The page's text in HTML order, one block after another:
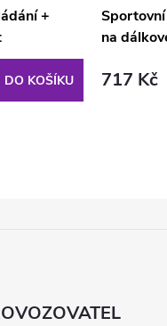
+
DO KOŠÍKU
na
717 Kč